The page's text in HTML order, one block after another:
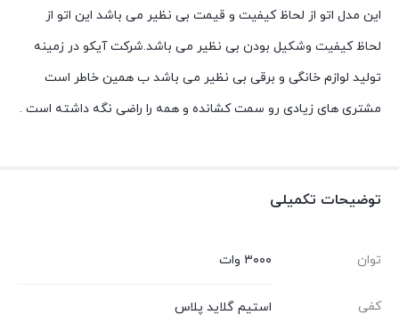
این مدل اتو از لحاظ کیفیت و قیمت بی نظیر می باشد این اتو از
لحاظ کیفیت وشکیل بودن بی نظیر می باشد.شرکت آیکو در زمینه
تولید لوازم خانگی و برقی بی نظیر می باشد ب همین خاطر است
مشتری های زیادی رو سمت کشانده و همه را راضی نگه داشته است .
توضیحات تکمیلی
توان ۳۰۰۰ وات
کفی استیم گلاید پلاس